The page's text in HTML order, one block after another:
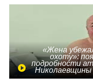
«Жена
охоту»:
подробности
Николаевщины